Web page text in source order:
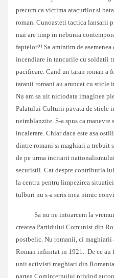
precum ca victima atacurilor si
roman. Cunoasteti tactica lansarii
mai are timp in nebunia
faptelor?! Sa amintim de
incendiare in tancurile cu soldatii
pacificare. Cand un taran roman a
taranii romani au aruncat cu sticle
Nu am sa uit niciodata imaginea
Palatului Culturii pavata de sticle
neimblanzite. S-a spus ca manevre
incaierare. Chiar daca este asa
dintre romani si maghiari a trebuit
de pe urma incitarii
securistii. Cat despre contributia
la centru pentru limpezirea
tulburi nu s-a scris inca nimic
Sa nu ne intoarcem la
crearea Partidului Comunist din
postbelic. Nu romanii, ci
Roman infiintat in 1921. De ce au
unii activisti maghiari din
partea Cominternului privind